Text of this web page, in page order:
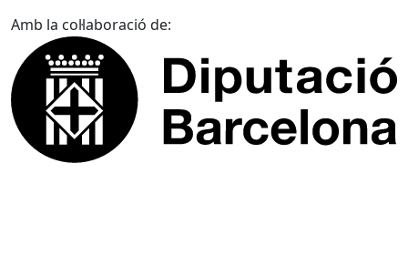
Amb la col·laboració de: